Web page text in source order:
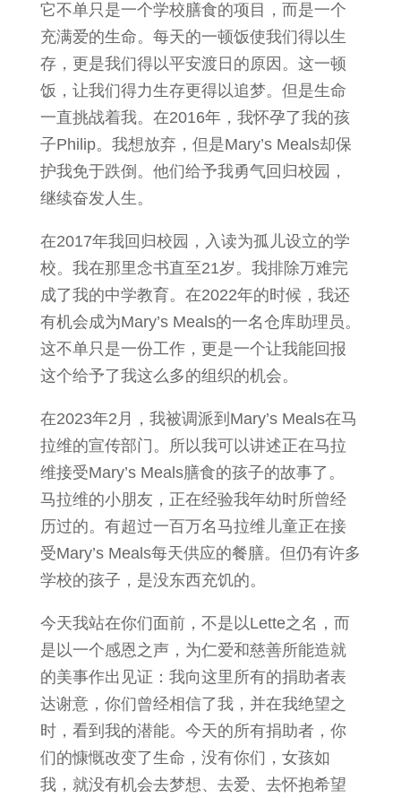
它不单只是一个学校膳食的项目，而是一个
充满爱的生命。每天的一顿饭使我们得以生
存，更是我们得以平安渡日的原因。这一顿
饭，让我们得力生存更得以追梦。但是生命
一直挑战着我。在2016年，我怀孕了我的孩
子Philip。我想放弃，但是Mary’s Meals却保
护我免于跌倒。他们给予我勇气回归校园，
继续奋发人生。
在2017年我回归校园，入读为孤儿设立的学
校。我在那里念书直至21岁。我排除万难完
成了我的中学教育。在2022年的时候，我还
有机会成为Mary’s Meals的一名仓库助理员。
这不单只是一份工作，更是一个让我能回报
这个给予了我这么多的组织的机会。
在2023年2月，我被调派到Mary’s Meals在马
拉维的宣传部门。所以我可以讲述正在马拉
维接受Mary’s Meals膳食的孩子的故事了。
马拉维的小朋友，正在经验我年幼时所曾经
历过的。有超过一百万名马拉维儿童正在接
受Mary’s Meals每天供应的餐膳。但仍有许多
学校的孩子，是没东西充饥的。
今天我站在你们面前，不是以Lette之名，而
是以一个感恩之声，为仁爱和慈善所能造就
的美事作出见证：我向这里所有的捐助者表
达谢意，你们曾经相信了我，并在我绝望之
时，看到我的潜能。今天的所有捐助者，你
们的慷慨改变了生命，没有你们，女孩如
我，就没有机会去梦想、去爱、去怀抱希望